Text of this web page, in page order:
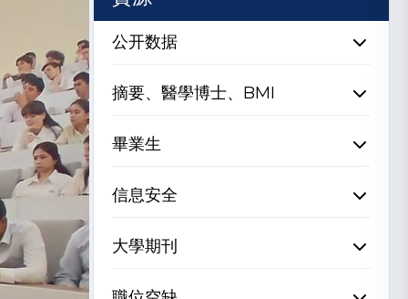
公开数据
摘要、醫學博士、BMI
畢業生
信息安全
大學期刊